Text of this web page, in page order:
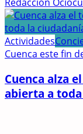
Actividades
Cuenca este fin
Cuenca alza
abierta a